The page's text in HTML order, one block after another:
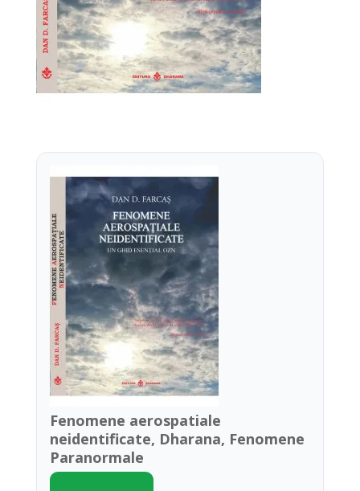
Fenomene aerospatiale
neidentificate, Dharana, Fenomene
Paranormale